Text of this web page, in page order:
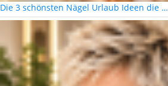
Die 3 schönsten Nägel Urlaub Ideen die …